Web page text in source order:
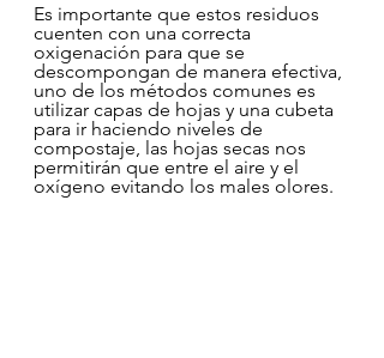
Es importante que estos residuos
cuenten con una correcta
oxigenación para que se
descompongan de manera efectiva,
uno de los métodos comunes es
utilizar capas de hojas y una cubeta
para ir haciendo niveles de
compostaje, las hojas secas nos
permitirán que entre el aire y el
oxígeno evitando los males olores.